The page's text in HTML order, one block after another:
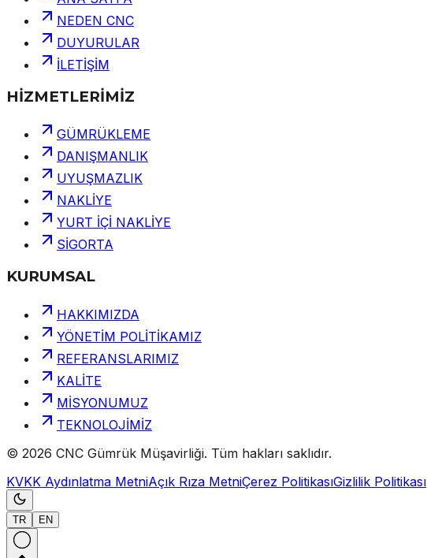
NEDEN CNC
DUYURULAR
İLETİŞİM
HİZMETLERİMİZ
GÜMRÜKLEME
DANIŞMANLIK
UYUŞMAZLIK
NAKLİYE
YURT İÇİ NAKLİYE
SİGORTA
KURUMSAL
HAKKIMIZDA
YÖNETİM POLİTİKAMIZ
REFERANSLARIMIZ
KALİTE
MİSYONUMUZ
TEKNOLOJİMİZ
© 2026 CNC Gümrük Müşavirliği. Tüm hakları saklıdır.
KVKK Aydınlatma MetniAçık Rıza MetniÇerez PolitikasıGizlilik Politikası
TR EN